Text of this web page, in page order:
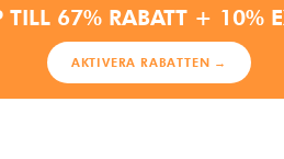
TILL 67% RABATT + 10%
AKTIVERA RABATTEN →